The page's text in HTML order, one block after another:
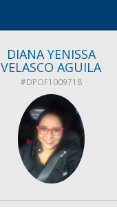
DIANA YENISSA
VELASCO AGUILA
#DPOF1009718